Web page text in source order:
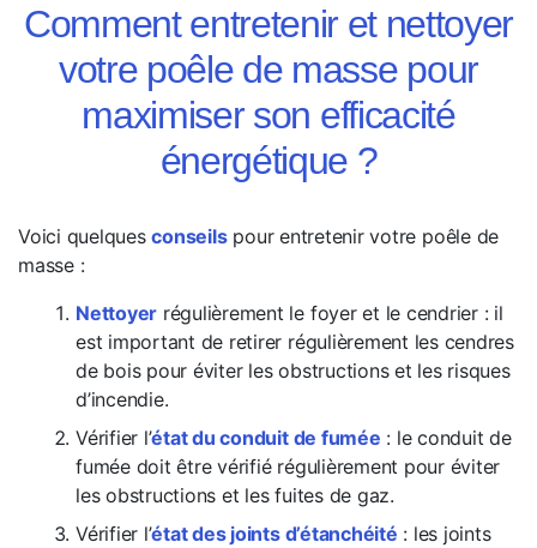
Comment entretenir et nettoyer
votre poêle de masse pour
maximiser son efficacité
énergétique ?
Voici quelquesconseilspour entretenir votre poêle de
masse :
Nettoyer régulièrement le foyer et le cendrier : il
est important de retirer régulièrement les cendres
de bois pour éviter les obstructions et les risques
d’incendie.
Vérifier l’état du conduit de fumée : le conduit de
fumée doit être vérifié régulièrement pour éviter
les obstructions et les fuites de gaz.
Vérifier l’état des joints d’étanchéité : les joints